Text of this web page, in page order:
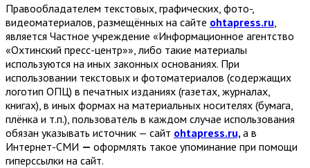
Правообладателем текстовых, графических, фото-,
видеоматериалов, размещённых на сайте ohtapress.ru
является Частное учреждение «Информационное агентство
«Охтинский пресс-центр»», либо такие материалы
используются на иных законных основаниях. При
использовании текстовых и фотоматериалов (содержащих
логотип ОПЦ) в печатных изданиях (газетах, журналах,
книгах), в иных формах на материальных носителях (бумага,
плёнка и т.п.), пользователь в каждом случае использования
обязан указывать источник — сайт ohtapress.ru, а в
Интернет-СМИ — оформлять такое упоминание при помощи
гиперссылки на сайт.